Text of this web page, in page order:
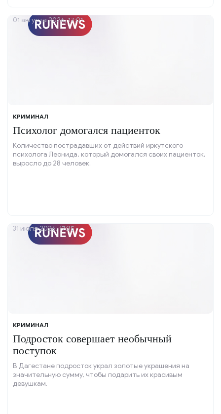
КРИМИНАЛ
Психолог домогался пациенток
Количество пострадавших от действий иркутского
психолога Леонида, который домогался своих пациенток,
выросло до 28 человек.
01 августа 2026, 17:01
КРИМИНАЛ
Подросток совершает необычный
поступок
В Дагестане подросток украл золотые украшения на
значительную сумму, чтобы подарить их красивым
девушкам.
31 июля 2026, 17:35